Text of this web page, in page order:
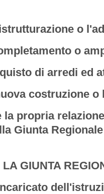
o
o
di arredi ed
costruzione
la propria
Giunta
LA GIUNTA